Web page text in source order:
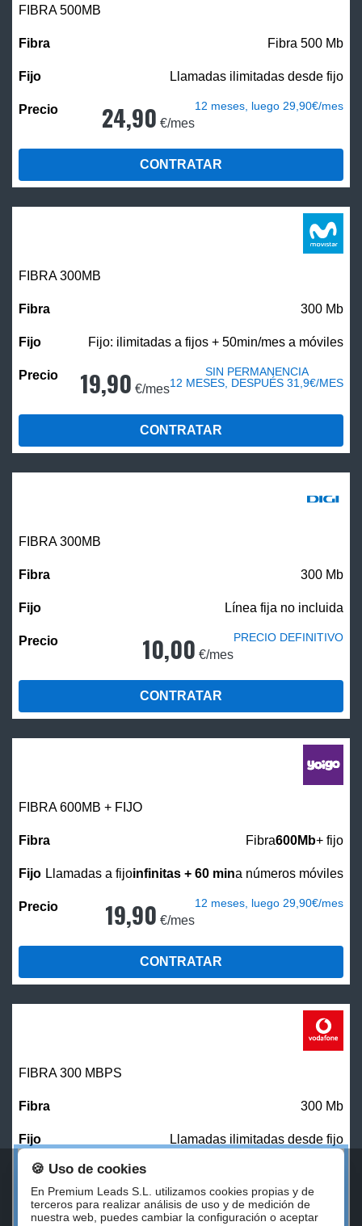
FIBRA500MB
Fibra 500 Mb
Llamadas ilimitadas desde fijo
24,90 €/mes
12 meses, luego 29,90€/mes
CONTRATAR
FIBRA 300MB
300 Mb
Fijo: ilimitadas a fijos + 50min/mes a móviles
19,90 €/mes
SIN PERMANENCIA
12 MESES, DESPUÉS 31,9€/MES
CONTRATAR
FIBRA 300MB
300 Mb
Línea fija no incluida
10,00 €/mes
PRECIO DEFINITIVO
CONTRATAR
FIBRA 600MB + FIJO
Fibra600Mb+ fijo
Llamadas a fijoinfinitas + 60 mina números móviles
19,90 €/mes
12 meses, luego 29,90€/mes
CONTRATAR
FIBRA 300 MBPS
300 Mb
Llamadas ilimitadas desde fijo
27,00 €/mes
🍪 Uso de cookies
En Premium Leads S.L. utilizamos cookies propias y de
terceros para realizar análisis de uso y de medición de
nuestra web, puedes cambiar la configuración o aceptar